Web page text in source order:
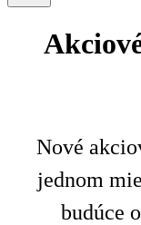
Nové
jednom
budúce